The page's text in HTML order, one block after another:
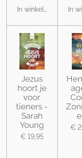
In winkelwagen In
Jezus
hoort je
voor
tieners -
Sarah
Young
€ 19,95
€